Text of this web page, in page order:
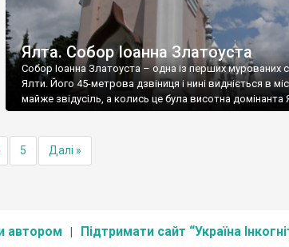
Ялта. Собор Іоанна Златоуста
Собор Іоанна Златоуста – одна із перших мурованих
Ялти. Його 45-метрова дзвіниця і нині видніється в
майже звідусіль, а колись це була висотна домінанта
5 Далі »
автором Підтримати сайт “Україна